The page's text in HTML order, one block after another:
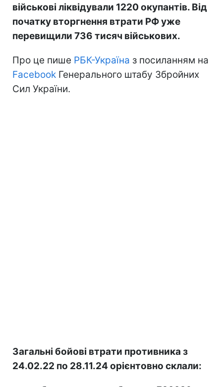
військові ліквідували 1220 окупантів. Від
початку вторгнення втрати РФ уже
перевищили 736 тисяч військових.
Про це пише РБК-Україна з посиланням на
Facebook Генерального штабу Збройних
Сил України.
Загальні бойові втрати противника з
24.02.22 по 28.11.24 орієнтовно склали: